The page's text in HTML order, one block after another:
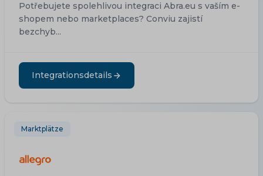
Potřebujete spolehlivou integraci Abra.eu s vaším e-
shopem nebo marketplaces? Conviu zajistí
bezchyb...
Integrationsdetails
Marktplätze